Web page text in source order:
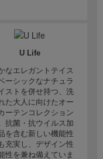
U Life
なエレガントテイス
ーシックなナチュラ
ストを併せ持つ、洗
た大人に向けたオー
ーテンコレクション
抗菌・抗ウイルス加
を含む新しい機能性
充実し、デザイン性
性を兼ね備えていま